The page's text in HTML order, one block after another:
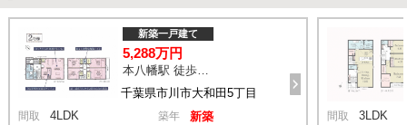
千葉県市川市大和田5丁目
新築一戸建て
5,288万円
本八幡駅 徒歩20分
間取 4LDK 築年 新築 間取 3LDK